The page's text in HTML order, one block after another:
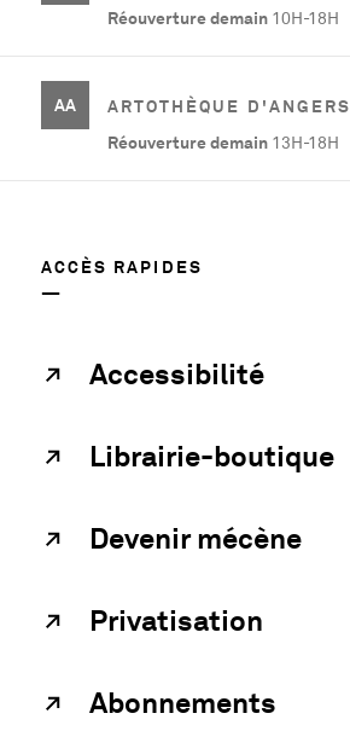
Réouverture demain 10H-18H
AA
ARTOTHÈQUE D'ANGERS
Réouverture demain 13H-18H
ACCÈS RAPIDES
Accessibilité
Librairie-boutique
Devenir mécène
Privatisation
Abonnements